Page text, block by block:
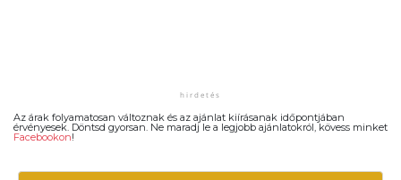
Az árak folyamatosan változnak és az ajánlat kiírásanak időpontjában
érvényesek. Döntsd gyorsan. Ne maradj le a legjobb ajánlatokról, kövess minket
Facebookon!